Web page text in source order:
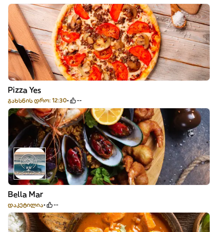
Pizza Yes
გახსნის დრო: 12:30 --
Bella Mar
დაკეტილია --